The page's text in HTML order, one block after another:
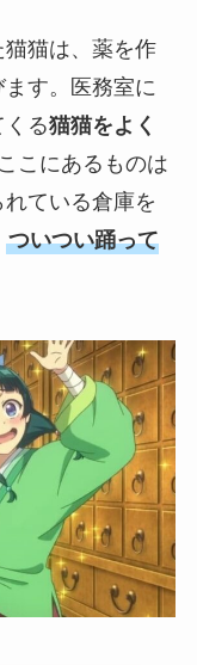
猫は、薬を作
す。医務室に
る猫猫をよく
こにあるものは
ている倉庫を
ついつい踊って